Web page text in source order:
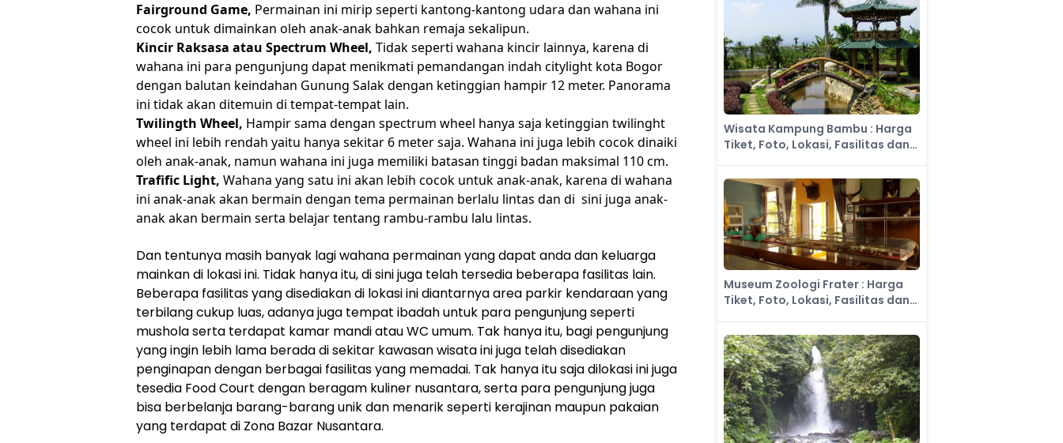
Fairground Game, Permainan ini mirip seperti kantong-kantong udara dan wahana ini
cocok untuk dimainkan oleh anak-anak bahkan remaja sekalipun.
Kincir Raksasa atau Spectrum Wheel, Tidak seperti wahana kincir lainnya, karena di
wahana ini para pengunjung dapat menikmati pemandangan indah citylight kota Bogor
dengan balutan keindahan Gunung Salak dengan ketinggian hampir 12 meter. Panorama
ini tidak akan ditemuin di tempat-tempat lain.
Twilingth Wheel, Hampir sama dengan spectrum wheel hanya saja ketinggian twilinght
wheel ini lebih rendah yaitu hanya sekitar 6 meter saja. Wahana ini juga lebih cocok dinaiki
oleh anak-anak, namun wahana ini juga memiliki batasan tinggi badan maksimal 110 cm.
Trafific Light, Wahana yang satu ini akan lebih cocok untuk anak-anak, karena di wahana
ini anak-anak akan bermain dengan tema permainan berlalu lintas dan di sini juga anak-
anak akan bermain serta belajar tentang rambu-rambu lalu lintas.
Dan tentunya masih banyak lagi wahana permainan yang dapat anda dan keluarga
mainkan di lokasi ini. Tidak hanya itu, di sini juga telah tersedia beberapa fasilitas lain.
Beberapa fasilitas yang disediakan di lokasi ini diantarnya area parkir kendaraan yang
terbilang cukup luas, adanya juga tempat ibadah untuk para pengunjung seperti
mushola serta terdapat kamar mandi atau WC umum. Tak hanya itu, bagi pengunjung
yang ingin lebih lama berada di sekitar kawasan wisata ini juga telah disediakan
penginapan dengan berbagai fasilitas yang memadai. Tak hanya itu saja dilokasi ini juga
tesedia Food Court dengan beragam kuliner nusantara, serta para pengunjung juga
bisa berbelanja barang-barang unik dan menarik seperti kerajinan maupun pakaian
yang terdapat di Zona Bazar Nusantara.
Wisata Kampung Bambu : Harga
Tiket, Foto, Lokasi, Fasilitas dan
Museum Zoologi Frater : Harga
Tiket, Foto, Lokasi, Fasilitas dan